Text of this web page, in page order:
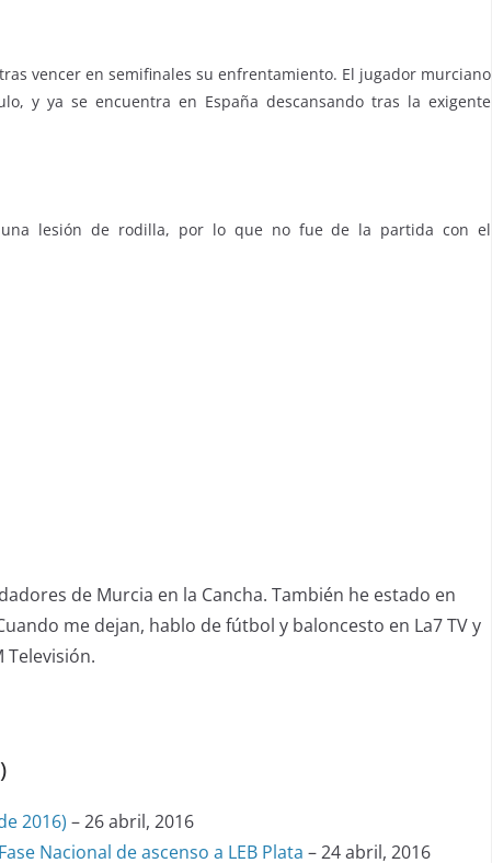
vencer en semifinales su enfrentamiento. El jugador murciano
y ya se encuentra en España descansando tras la exigente
una lesión de rodilla, por lo que no fue de la partida con el
de Murcia en la Cancha. También he estado en
me dejan, hablo de fútbol y baloncesto en La7 TV y
Televisión.
)
2016) – 26 abril, 2016
Nacional de ascenso a LEB Plata – 24 abril, 2016